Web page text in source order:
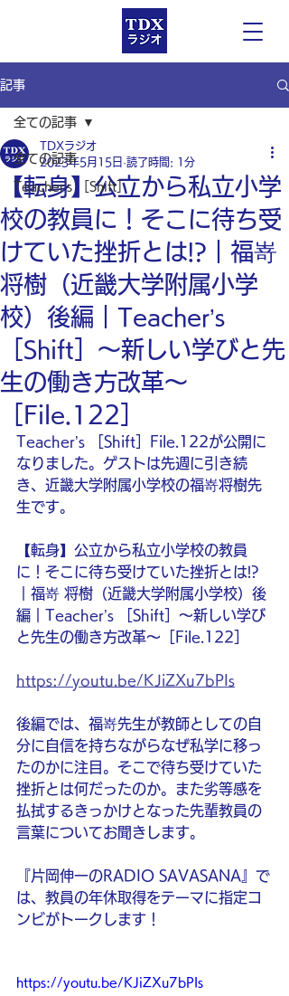
記事
全ての記事
Teacher’s ［Shift］
全ての記事
【転身】公立から私立小学
校の教員に！そこに待ち受
けていた挫折とは!?｜福嵜
将樹（近畿大学附属小学
校）後編｜Teacher’s
［Shift］〜新しい学びと先
生の働き方改革〜
［File.122］
TDXラジオ
2023年5月15日 読了時間: 1分
Teacher’s ［Shift］File.122が公開に
なりました。ゲストは先週に引き続
き、近畿大学附属小学校の福嵜将樹先
生です。
【転身】公立から私立小学校の教員
に！そこに待ち受けていた挫折とは!?
｜福嵜 将樹（近畿大学附属小学校）後
編｜Teacher’s ［Shift］〜新しい学び
と先生の働き方改革〜［File.122］
https://youtu.be/KJiZXu7bPIs
後編では、福嵜先生が教師としての自
分に自信を持ちながらなぜ私学に移っ
たのかに注目。そこで待ち受けていた
挫折とは何だったのか。また劣等感を
払拭するきっかけとなった先輩教員の
言葉についてお聞きします。
『片岡伸一のRADIO SAVASANA』で
は、教員の年休取得をテーマに指定コ
ンビがトークします！
https://youtu.be/KJiZXu7bPIs